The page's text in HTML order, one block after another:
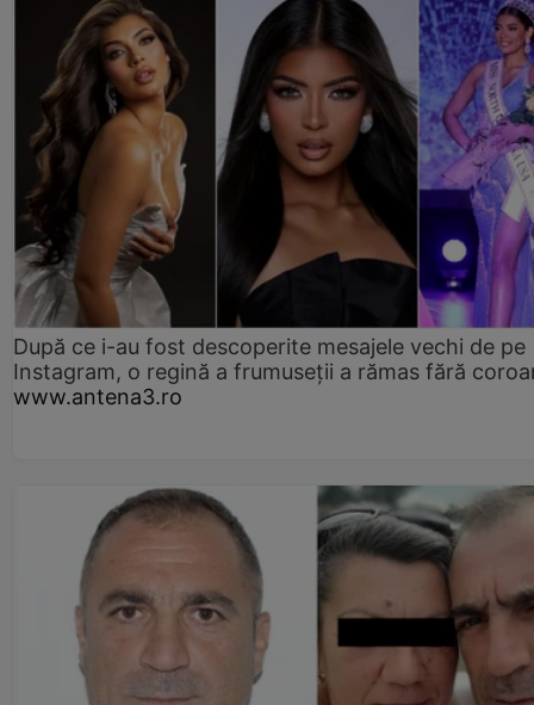
După ce i-au fost descoperite mesajele vechi de pe
Instagram, o regină a frumuseții a rămas fără
www.antena3.ro